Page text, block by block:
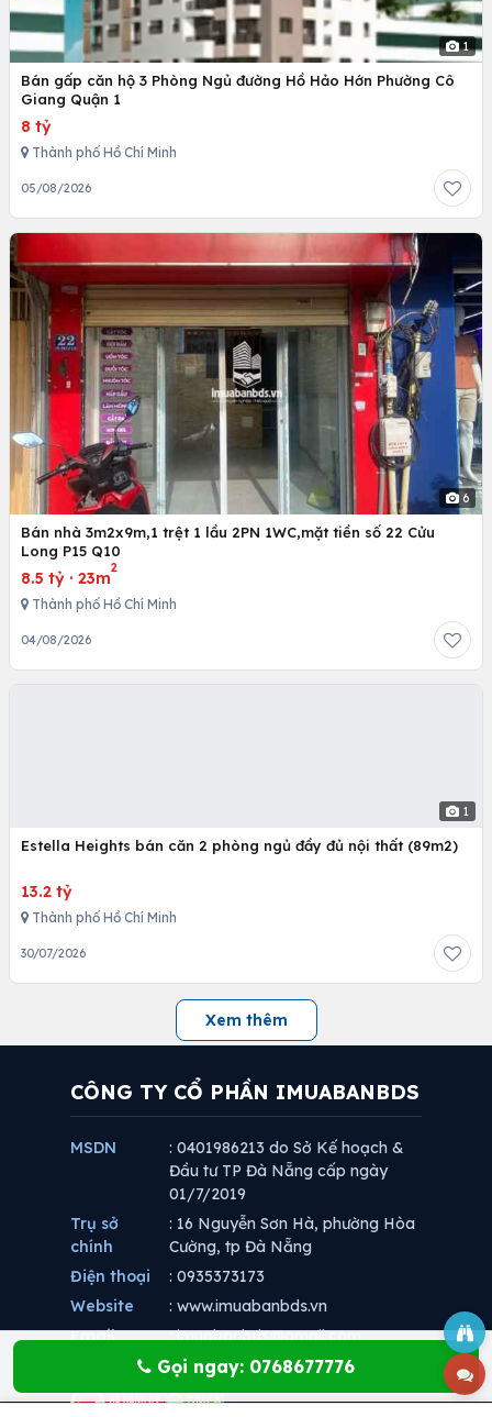
1
Bán gấp căn hộ 3 Phòng Ngủ đường Hồ Hảo Hớn Phường Cô
Giang Quận 1
8 tỷ
Thành phố Hồ Chí Minh
05/08/2026
6
Bán nhà 3m2x9m,1 trệt 1 lầu 2PN 1WC,mặt tiền số 22 Cửu
Long P15 Q10
8.5 tỷ · 23m
2
Thành phố Hồ Chí Minh
04/08/2026
1
Estella Heights bán căn 2 phòng ngủ đầy đủ nội thất (89m2)
30/07/2026
Xem thêm
Gọi ngay: 0768677776
CÔNG TY CỔ PHẦN IMUABANBDS
MSDN
: 0401986213 do Sở Kế hoạch &
Đầu tư TP Đà Nẵng cấp ngày
01/7/2019
: 16 Nguyễn Sơn Hà, phường Hòa
Cường, tp Đà Nẵng